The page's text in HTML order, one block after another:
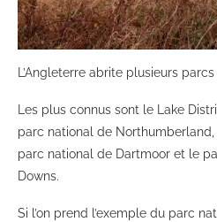
L’Angleterre abrite plusieurs
Les plus connus sont le Lake
parc national de
parc national de Dartmoor et le
Downs.
Si l’on prend l’exemple du parc